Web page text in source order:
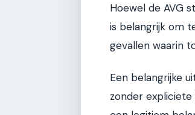
Hoewel de AVG
is belangrijk om
gevallen waarin
Een belangrijke
zonder